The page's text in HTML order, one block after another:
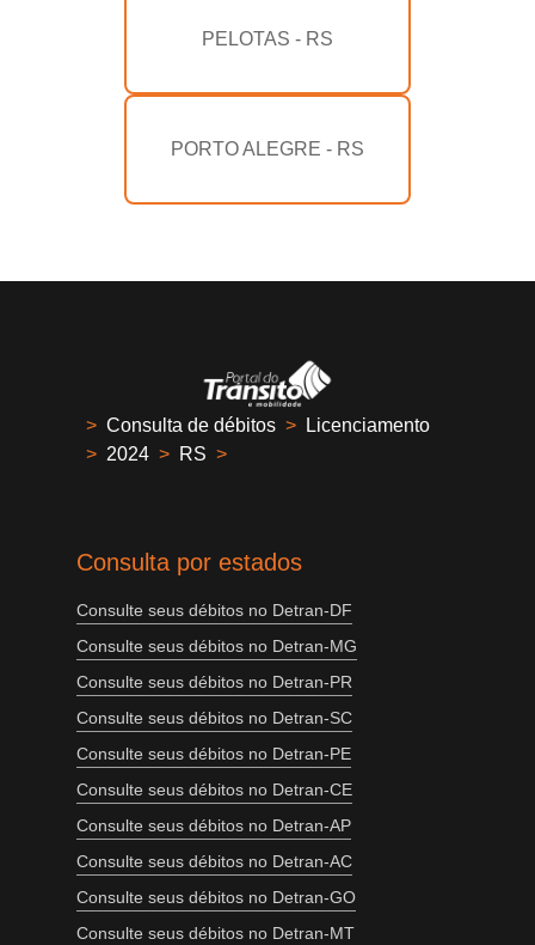
PELOTAS - RS
PORTO ALEGRE - RS
> Consulta de débitos >
Licenciamento
> 2024 > RS >
Consulta por estados
Consulte seus débitos no Detran-DF
Consulte seus débitos no Detran-MG
Consulte seus débitos no Detran-PR
Consulte seus débitos no Detran-SC
Consulte seus débitos no Detran-PE
Consulte seus débitos no Detran-CE
Consulte seus débitos no Detran-AP
Consulte seus débitos no Detran-AC
Consulte seus débitos no Detran-GO
Consulte seus débitos no Detran-MT